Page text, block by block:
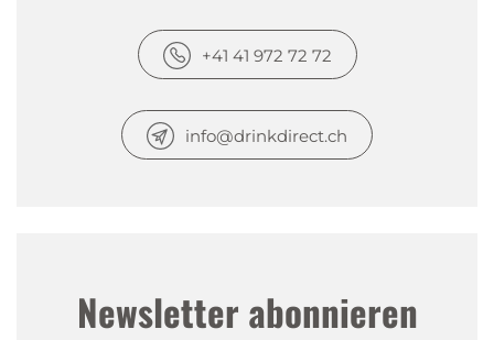
+41 41 972 72 72
info@drinkdirect.ch
Newsletter abonnieren